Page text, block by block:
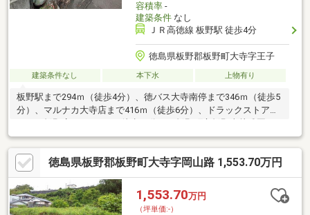
容積率-
建築条件なし
ＪＲ高徳線 板野駅 徒歩4分
徳島県板野郡板野町大寺字王子
建築条件なし 本下水 上物有り
板野駅まで294ｍ（徒歩4分）、徳バス大寺南停まで346ｍ（徒歩5
分）、マルナカ大寺店まで416ｍ（徒歩6分）、ドラックストアコ
で550ｍ（徒歩7分）、板野町立板野東小学校まで622ｍ（徒歩8
分）、板野中学校まで609ｍ（徒歩8分）でアクセスしやすい地域
です。車が入れない場所に面しており、現状渡しになります。詳
細気になる方はプラスナイス藍住・北島不動産モール088-692-
0051までお問合せ下さい。
徳島県板野郡板野町大寺字岡山路 1,553.70万円
1,553.70万円
（坪単価:-）